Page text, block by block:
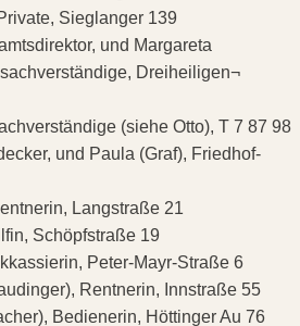
Sieglanger 139
und Margareta
Dreiheiligen¬
(siehe Otto), T 7 87 98
und Paula (Graf), Friedhof-
Langstraße 21
Schöpfstraße 19
Peter-Mayr-Straße 6
Rentnerin, Innstraße 55
Bedienerin, Höttinger Au 76